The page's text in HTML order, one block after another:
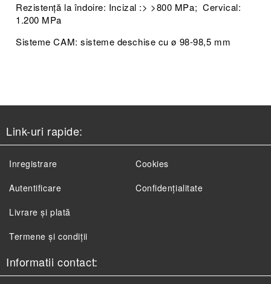
Rezistență la îndoire: Incizal :> >800 MPa; Cervical:
1.200 MPa
Sisteme CAM: sisteme deschise cu ø 98-98,5 mm
Link-uri rapide:
Inregistrare
Autentificare
Livrare și plată
Termene și condiții
Cookies
Confidențialitate
Informatii contact: